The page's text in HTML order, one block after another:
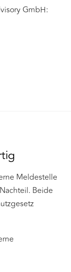
GmbH:
Meldestelle
Beide